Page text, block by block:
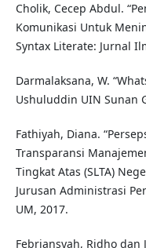
Cholik, Cecep Abdul.
Komunikasi Untuk
Syntax Literate: Jurnal
Darmalaksana, W.
Ushuluddin UIN Sunan
Fathiyah, Diana.
Transparansi
Tingkat Atas (SLTA)
Jurusan Administrasi
UM, 2017.
Febriansyah, Ridho dan